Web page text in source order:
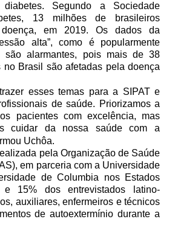
Segundo a Sociedade
13 milhões de brasileiros
em 2019. Os dados da
alta”, como é popularmente
são alarmantes, pois mais de 38
no Brasil são afetadas pela doença
esses temas para a SIPAT e
de saúde. Priorizamos a
pacientes com excelência, mas
cuidar da nossa saúde com a
Uchôa.
pela Organização de Saúde
em parceria com a Universidade
de Columbia nos Estados
15% dos entrevistados latino-
auxiliares, enfermeiros e técnicos
de autoextermínio durante a